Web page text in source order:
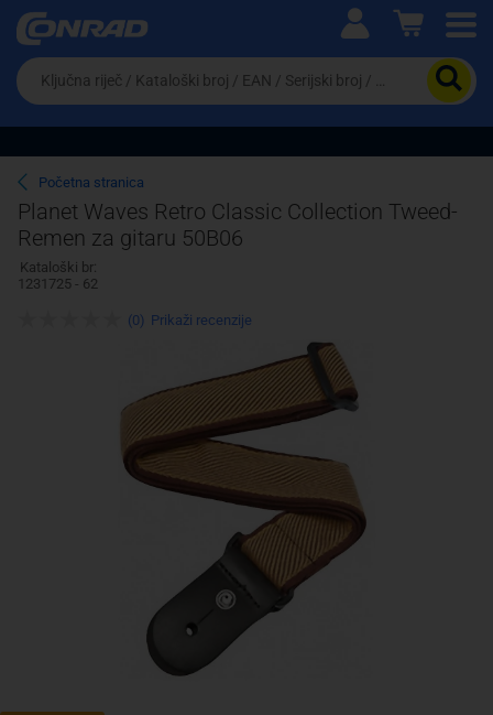
Ova postavka prilagođava asortiman proizvoda i
cijene vašim potrebama.
Pravno lice
Da
biste
potražili
proizvod,
unesite
ključnu
riječ,
kataloški
broj,
EAN
ili
Početna stranica
Planet Waves Retro Classic Collection Tweed-
Remen za gitaru 50B06
Kataloški br:
1231725 - 62
(0) Prikaži recenzije